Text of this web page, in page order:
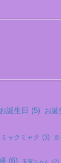
お誕生日 (5) お誕
ミャクミャク (3) 京
(6) 安室ちゃん (2)